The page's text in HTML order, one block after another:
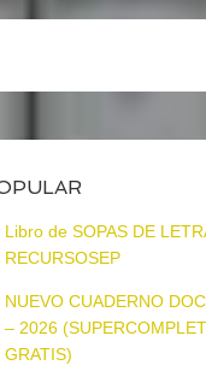
Libro de SOPAS DE
RECURSOSEP
NUEVO CUADERNO
– 2026
GRATIS)